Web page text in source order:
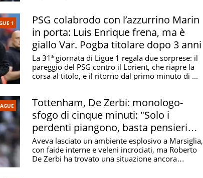
1
PSG colabrodo con l’azzurrino Marin
in porta: Luis Enrique frena, ma è
giallo Var. Pogba titolare dopo 3 anni
La 31ª giornata di Ligue 1 regala due sorprese: il
pareggio del PSG contro il Lorient, che riapre la
corsa al titolo, e il ritorno dal primo minuto di ...
Tottenham, De Zerbi: monologo-
sfogo di cinque minuti: "Solo i
perdenti piangono, basta pensieri
negativi"
Aveva lasciato un ambiente esplosivo a Marsiglia,
con faide interne e veleni incrociati, ma Roberto
De Zerbi ha trovato una situazione ancora